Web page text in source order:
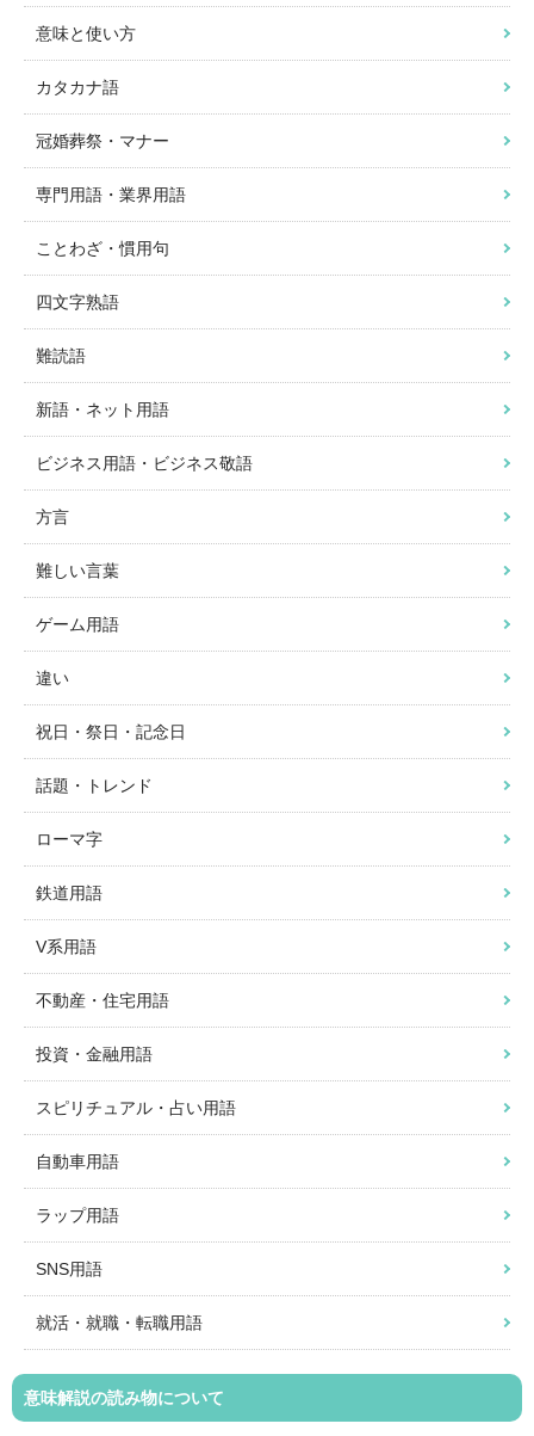
意味と使い方
カタカナ語
冠婚葬祭・マナー
専門用語・業界用語
ことわざ・慣用句
四文字熟語
難読語
新語・ネット用語
ビジネス用語・ビジネス敬語
方言
難しい言葉
ゲーム用語
違い
祝日・祭日・記念日
話題・トレンド
ローマ字
鉄道用語
V系用語
不動産・住宅用語
投資・金融用語
スピリチュアル・占い用語
自動車用語
ラップ用語
SNS用語
就活・就職・転職用語
意味解説の読み物について